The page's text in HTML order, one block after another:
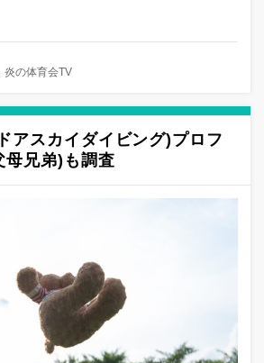
炎の体育会TV
アスカイダイビング)プロフ
母兄弟)も調査